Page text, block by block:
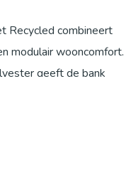
Recycled combineert
modulair wooncomfort.
geeft de bank
hoogwaardige
loungegevoel dat